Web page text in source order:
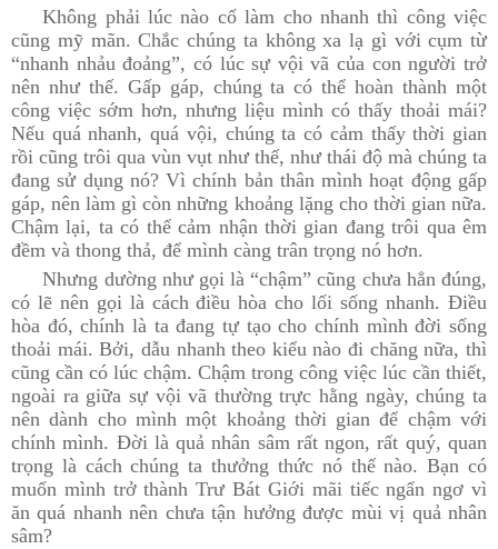
Không phải lúc nào cố làm cho nhanh thì công việc
cũng mỹ mãn. Chắc chúng ta không xa lạ gì với cụm từ
“nhanh nhảu đoảng”, có lúc sự vội vã của con người trở
nên như thế. Gấp gáp, chúng ta có thể hoàn thành một
công việc sớm hơn, nhưng liệu mình có thấy thoải mái?
Nếu quá nhanh, quá vội, chúng ta có cảm thấy thời gian
rồi cũng trôi qua vùn vụt như thế, như thái độ mà chúng ta
đang sử dụng nó? Vì chính bản thân mình hoạt động gấp
gáp, nên làm gì còn những khoảng lặng cho thời gian nữa.
Chậm lại, ta có thể cảm nhận thời gian đang trôi qua êm
đềm và thong thả, để mình càng trân trọng nó hơn.
Nhưng dường như gọi là “chậm” cũng chưa hẳn đúng,
có lẽ nên gọi là cách điều hòa cho lối sống nhanh. Điều
hòa đó, chính là ta đang tự tạo cho chính mình đời sống
thoải mái. Bởi, dẫu nhanh theo kiểu nào đi chăng nữa, thì
cũng cần có lúc chậm. Chậm trong công việc lúc cần thiết,
ngoài ra giữa sự vội vã thường trực hằng ngày, chúng ta
nên dành cho mình một khoảng thời gian để chậm với
chính mình. Đời là quả nhân sâm rất ngon, rất quý, quan
trọng là cách chúng ta thưởng thức nó thế nào. Bạn có
muốn mình trở thành Trư Bát Giới mãi tiếc ngẩn ngơ vì
ăn quá nhanh nên chưa tận hưởng được mùi vị quả nhân
sâm?